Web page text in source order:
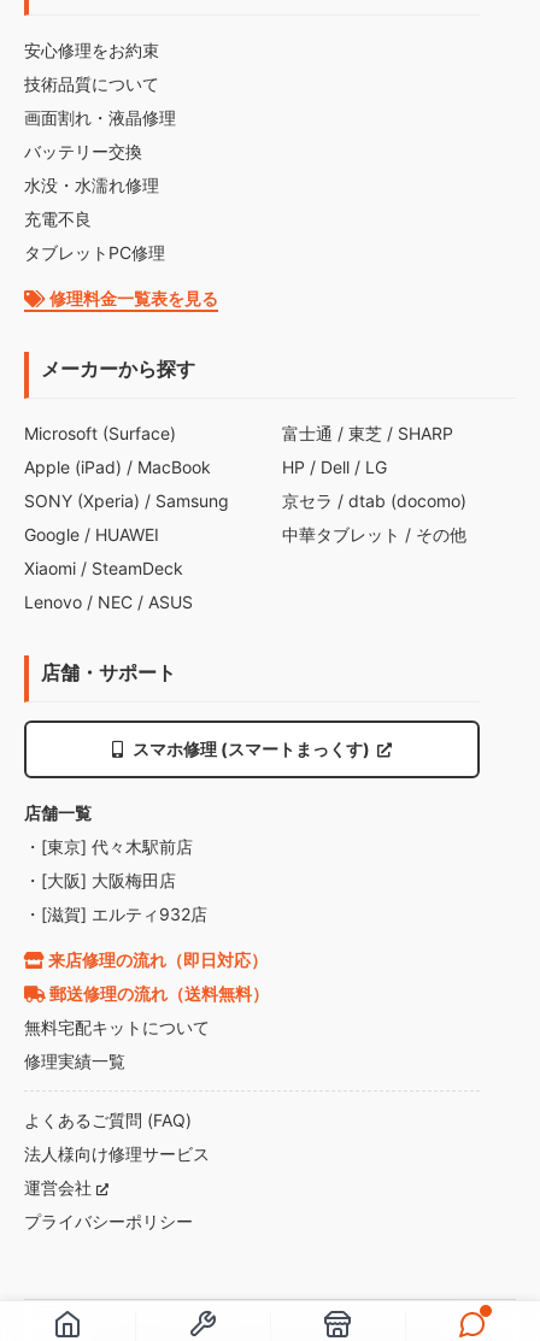
安心修理をお約束
技術品質について
画面割れ・液晶修理
バッテリー交換
水没・水濡れ修理
充電不良
タブレットPC修理
修理料金一覧表を見る
メーカーから探す
Microsoft (Surface)
Apple (iPad) / MacBook
SONY (Xperia) / Samsung
Google / HUAWEI
Xiaomi / SteamDeck
Lenovo / NEC / ASUS
富士通 / 東芝 / SHARP
HP / Dell / LG
京セラ / dtab (docomo)
中華タブレット / その他
店舗・サポート
スマホ修理 (スマートまっくす)
店舗一覧
・[東京] 代々木駅前店
・[大阪] 大阪梅田店
・[滋賀] エルティ932店
来店修理の流れ（即日対応）
郵送修理の流れ（送料無料）
無料宅配キットについて
修理実績一覧
よくあるご質問 (FAQ)
法人様向け修理サービス
運営会社
プライバシーポリシー
Copyright(C)2017-2026 tablet-max.jp All right reserved.